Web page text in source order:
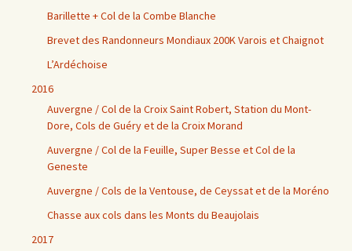
Barillette + Col de la Combe Blanche
Brevet des Randonneurs Mondiaux 200K Varois et Chaignot
L’Ardéchoise
2016
Auvergne / Col de la Croix Saint Robert, Station du Mont-
Dore, Cols de Guéry et de la Croix Morand
Auvergne / Col de la Feuille, Super Besse et Col de la
Geneste
Auvergne / Cols de la Ventouse, de Ceyssat et de la Moréno
Chasse aux cols dans les Monts du Beaujolais
2017